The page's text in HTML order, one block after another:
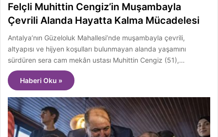
Felçli Muhittin Cengiz’in Muşambayla
Çevrili Alanda Hayatta Kalma Mücadelesi
Antalya’nın Güzeloluk Mahallesi’nde muşambayla çevrili,
altyapısı ve hijyen koşulları bulunmayan alanda yaşamını
sürdüren sera cam mekân ustası Muhittin Cengiz (51),…
Haberi Oku »